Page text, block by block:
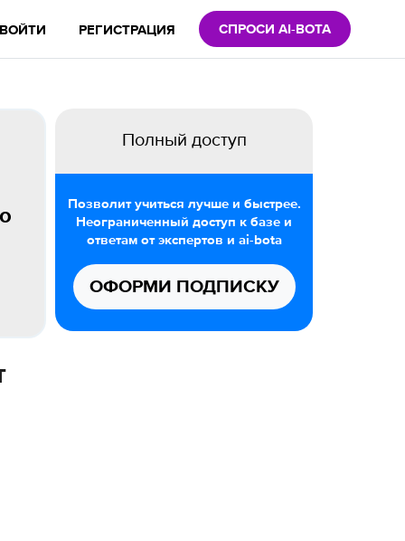
ВОЙТИ РЕГИСТРАЦИЯ СПРОСИ AI-BOTA
Полный доступ
Позволит учиться лучше и быстрее.
Неограниченный доступ к базе и
ответам от экспертов и ai-bota
ОФОРМИ ПОДПИСКУ